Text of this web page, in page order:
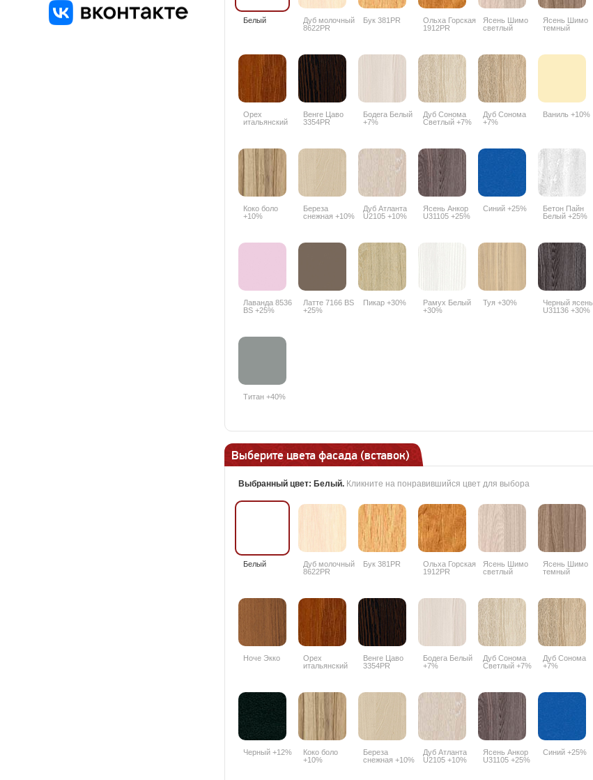
Белый
Дуб молочный
8622PR
Бук 381PR
Ольха Горская
1912PR
Ясень Шимо
светлый
Ясень Шимо
темный
Орех
итальянский
Венге Цаво
3354PR
Бодега Белый
+7%
Дуб Сонома
Светлый +7%
Дуб Сонома
+7%
Ваниль +10%
Коко боло
+10%
Береза
снежная +10%
Дуб Атланта
U2105 +10%
Ясень Анкор
U31105 +25%
Синий +25%
Бетон Пайн
Белый +25%
Лаванда 8536
BS +25%
Латте 7166 BS
+25%
Пикар +30%
Рамух Белый
+30%
Туя +30%
Черный ясень
U31136 +30%
Титан +40%
Выберите цвета фасада (вставок)
Выбранный цвет: Белый. Кликните на понравившийся цвет для выбора
Белый
Дуб молочный
8622PR
Бук 381PR
Ольха Горская
1912PR
Ясень Шимо
светлый
Ясень Шимо
темный
Ноче Экко
Орех
итальянский
Венге Цаво
3354PR
Бодега Белый
+7%
Дуб Сонома
Светлый +7%
Дуб Сонома
+7%
Черный +12%
Коко боло
+10%
Береза
снежная +10%
Дуб Атланта
U2105 +10%
Ясень Анкор
U31105 +25%
Синий +25%